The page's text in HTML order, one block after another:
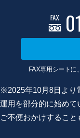
FAX
FAX専用シートに
※2025年10月8日より
運用を部分的に始めて
ご不便おかけすること